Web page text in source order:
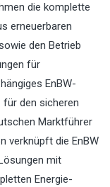
die komplette
erneuerbaren
den Betrieb
für
EnBW-
den sicheren
Marktführer
verknüpft die EnBW
mit
Energie-